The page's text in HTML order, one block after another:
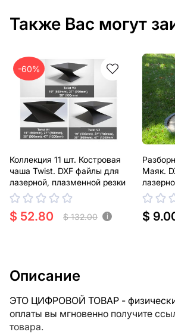
Также Вас могут
-60%
Коллекция 11 шт. Костровая
чаша Twist. DXF файлы для
лазерной, плазменной резки
$ 52.80 $ 132.00 i
Маяк.
резки.
$
Описание
ЭТО ЦИФРОВОЙ ТОВАР -
оплаты вы мгновенно получите
товара.